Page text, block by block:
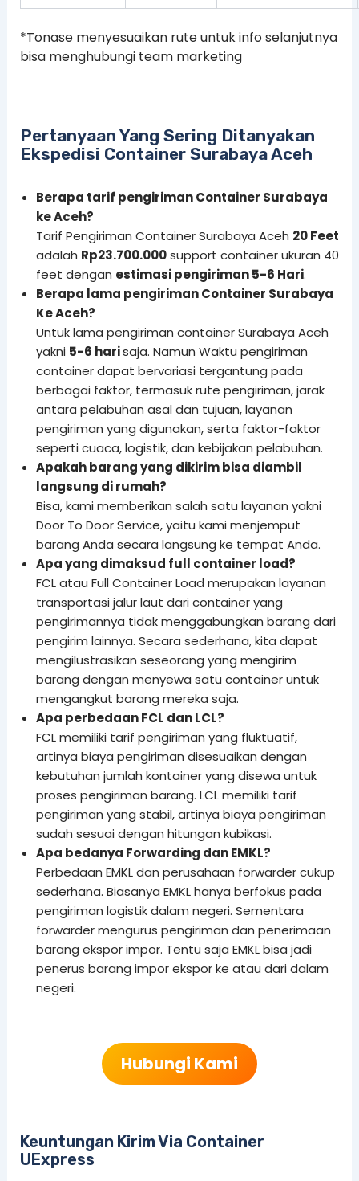
*Tonase menyesuaikan rute untuk info selanjutnya
bisa menghubungi team marketing
Pertanyaan Yang Sering Ditanyakan
Ekspedisi Container Surabaya Aceh
Berapa tarif pengiriman Container Surabaya
ke Aceh?
Tarif Pengiriman Container Surabaya Aceh 20 Feet
adalah Rp23.700.000support container ukuran 40
feet dengan estimasi pengiriman 5-6 Hari.
Berapa lama pengiriman Container Surabaya
Ke Aceh?
Untuk lama pengiriman container Surabaya Aceh
yakni 5-6 harisaja. Namun Waktu pengiriman
container dapat bervariasi tergantung pada
berbagai faktor, termasuk rute pengiriman, jarak
antara pelabuhan asal dan tujuan, layanan
pengiriman yang digunakan, serta faktor-faktor
seperti cuaca, logistik, dan kebijakan pelabuhan.
Apakah barang yang dikirim bisa diambil
langsung di rumah?
Bisa, kami memberikan salah satu layanan yakni
Door To Door Service, yaitu kami menjemput
barang Anda secara langsung ke tempat Anda.
Apa yang dimaksud full container load?
FCL atau Full Container Load merupakan layanan
transportasi jalur laut dari container yang
pengirimannya tidak menggabungkan barang dari
pengirim lainnya. Secara sederhana, kita dapat
mengilustrasikan seseorang yang mengirim
barang dengan menyewa satu container untuk
mengangkut barang mereka saja.
Apa perbedaan FCL dan LCL?
FCL memiliki tarif pengiriman yang fluktuatif,
artinya biaya pengiriman disesuaikan dengan
kebutuhan jumlah kontainer yang disewa untuk
proses pengiriman barang. LCL memiliki tarif
pengiriman yang stabil, artinya biaya pengiriman
sudah sesuai dengan hitungan kubikasi.
Apa bedanya Forwarding dan EMKL?
Perbedaan EMKL dan perusahaan forwarder cukup
sederhana. Biasanya EMKL hanya berfokus pada
pengiriman logistik dalam negeri. Sementara
forwarder mengurus pengiriman dan penerimaan
barang ekspor impor. Tentu saja EMKL bisa jadi
penerus barang impor ekspor ke atau dari dalam
negeri.
Hubungi Kami
Keuntungan Kirim Via Container
UExpress